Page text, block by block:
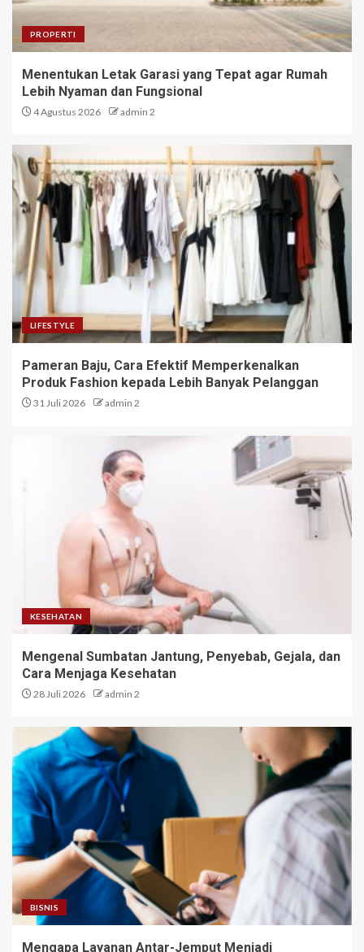
PROPERTI
Menentukan Letak Garasi yang Tepat agar Rumah
Lebih Nyaman dan Fungsional
4 Agustus 2026 admin 2
LIFESTYLE
Pameran Baju, Cara Efektif Memperkenalkan
Produk Fashion kepada Lebih Banyak Pelanggan
31 Juli 2026 admin 2
KESEHATAN
Mengenal Sumbatan Jantung, Penyebab, Gejala, dan
Cara Menjaga Kesehatan
28 Juli 2026 admin 2
BISNIS
Mengapa Layanan Antar-Jemput Menjadi